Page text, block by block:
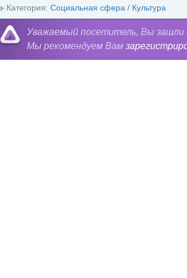
Категория: Социальная сфера / Культура
Уважаемый посетитель, Вы зашли
Мы рекомендуем Вам